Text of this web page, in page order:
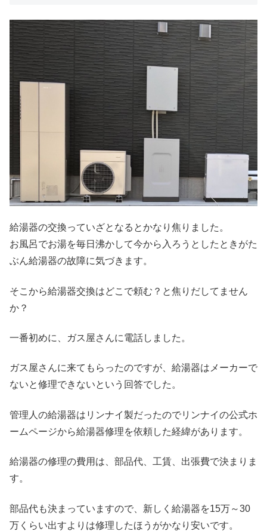
給湯器の交換っていざとなるとかなり焦りました。
お風呂でお湯を毎日沸かして今から入ろうとしたときがた
ぶん給湯器の故障に気づきます。
そこから給湯器交換はどこで頼む？と焦りだしてません
か？
一番初めに、ガス屋さんに電話しました。
ガス屋さんに来てもらったのですが、給湯器はメーカーで
ないと修理できないという回答でした。
管理人の給湯器はリンナイ製だったのでリンナイの公式ホ
ームページから給湯器修理を依頼した経緯があります。
給湯器の修理の費用は、部品代、工賃、出張費で決まりま
す。
部品代も決まっていますので、新しく給湯器を15万～30
万くらい出すよりは修理したほうがかなり安いです。